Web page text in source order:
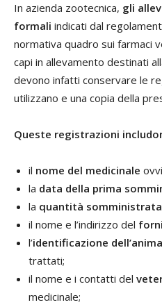
In azienda zootecnica, gli
formali indicati dal
normativa quadro sui farmaci
capi in allevamento destinati
devono infatti conservare le
utilizzano e una copia della
Queste registrazioni
il nome del medicinale
la data della prima
la quantità somministrata
il nome e l’indirizzo del
l’identificazione
trattati;
il nome e i contatti del
medicinale;